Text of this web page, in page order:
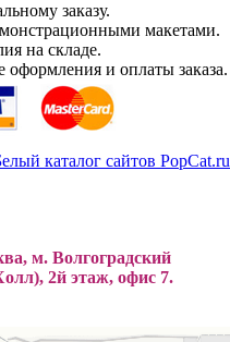
заказу.
макетами.
на складе.
оформления и оплаты заказа.
м. Волгоградский
2й этаж, офис 7.